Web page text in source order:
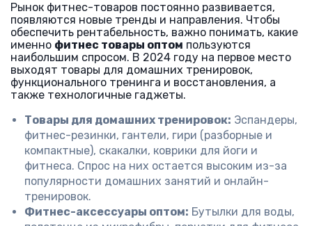
Рынок фитнес-товаров постоянно развивается,
появляются новые тренды и направления. Чтобы
обеспечить рентабельность, важно понимать, какие
именно фитнес товары оптом пользуются
наибольшим спросом. В 2024 году на первое место
выходят товары для домашних тренировок,
функционального тренинга и восстановления, а
также технологичные гаджеты.
Товары для домашних тренировок: Эспандеры,
фитнес-резинки, гантели, гири (разборные и
компактные), скакалки, коврики для йоги и
фитнеса. Спрос на них остается высоким из-за
популярности домашних занятий и онлайн-
тренировок.
Фитнес-аксессуары оптом: Бутылки для воды,